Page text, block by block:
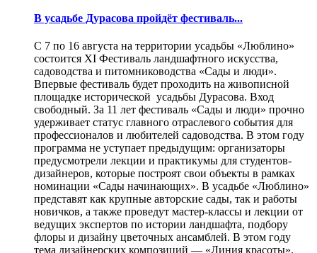
В усадьбе Дурасова пройдёт фестиваль...
С 7 по 16 августа на территории усадьбы «Люблино»
состоится XI Фестиваль ландшафтного искусства,
садоводства и питомниководства «Сады и люди».
Впервые фестиваль будет проходить на живописной
площадке исторической усадьбы Дурасова. Вход
свободный. За 11 лет фестиваль «Сады и люди» прочно
удерживает статус главного отраслевого события для
профессионалов и любителей садоводства. В этом году
программа не уступает предыдущим: организаторы
предусмотрели лекции и практикумы для студентов-
дизайнеров, которые построят свои объекты в рамках
номинации «Сады начинающих». В усадьбе «Люблино»
представят как крупные авторские сады, так и работы
новичков, а также проведут мастер-классы и лекции от
ведущих экспертов по истории ландшафта, подбору
флоры и дизайну цветочных ансамблей. В этом году
тема дизайнерских композиций — «Линия красоты».